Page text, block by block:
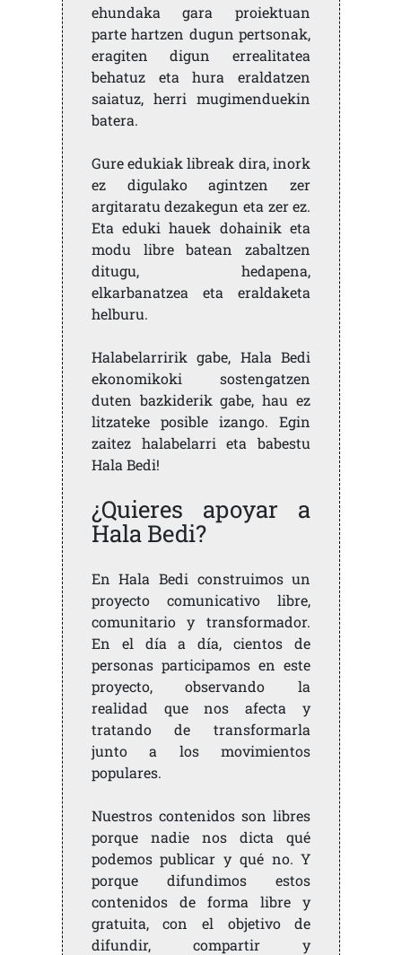
ehundaka gara proiektuan
parte hartzen dugun pertsonak,
eragiten digun errealitatea
behatuz eta hura eraldatzen
saiatuz, herri mugimenduekin
batera.
Gure edukiak libreak dira, inork
ez digulako agintzen zer
argitaratu dezakegun eta zer ez.
Eta eduki hauek dohainik eta
modu libre batean zabaltzen
ditugu, hedapena,
elkarbanatzea eta eraldaketa
helburu.
Halabelarririk gabe, Hala Bedi
ekonomikoki sostengatzen
duten bazkiderik gabe, hau ez
litzateke posible izango. Egin
zaitez halabelarri eta babestu
Hala Bedi!
¿Quieres apoyar a
Hala Bedi?
En Hala Bedi construimos un
proyecto comunicativo libre,
comunitario y transformador.
En el día a día, cientos de
personas participamos en este
proyecto, observando la
realidad que nos afecta y
tratando de transformarla
junto a los movimientos
populares.
Nuestros contenidos son libres
porque nadie nos dicta qué
podemos publicar y qué no. Y
porque difundimos estos
contenidos de forma libre y
gratuita, con el objetivo de
difundir, compartir y